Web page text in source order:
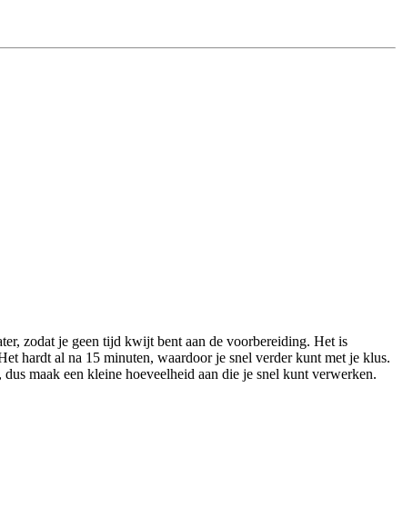
zodat je geen tijd kwijt bent aan de voorbereiding. Het is
hardt al na 15 minuten, waardoor je snel verder kunt met je klus.
maak een kleine hoeveelheid aan die je snel kunt verwerken.